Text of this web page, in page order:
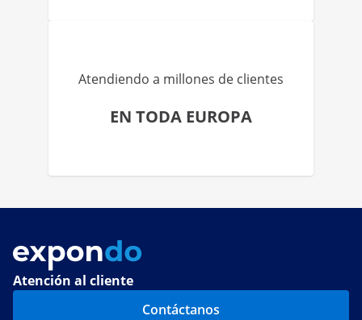
Atendiendo a millones de clientes
EN TODA EUROPA
Atención al cliente
Contáctanos